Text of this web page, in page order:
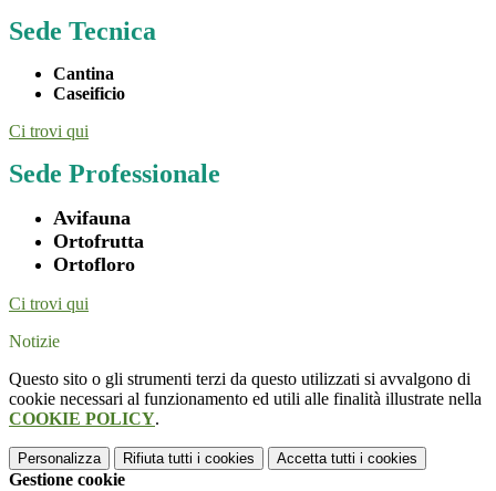
Sede Tecnica
Cantina
Caseificio
Ci trovi qui
Sede Professionale
Avifauna
Ortofrutta
Ortofloro
Ci trovi qui
Notizie
Questo sito o gli strumenti terzi da questo utilizzati si avvalgono di
cookie necessari al funzionamento ed utili alle finalità illustrate nella
COOKIE POLICY.
Personalizza Rifiuta tutti i cookies Accetta tutti i cookies
Gestione cookie